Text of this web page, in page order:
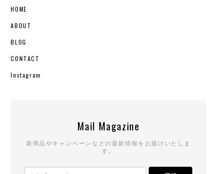
HOME
ABOUT
BLOG
CONTACT
Instagram
Mail Magazine
新商品やキャンペーンなどの最新情報をお届けいたしま
す。